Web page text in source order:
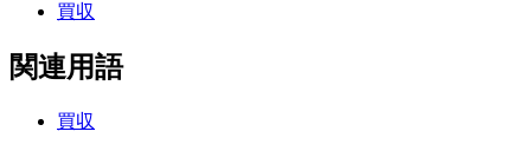
買収
関連用語
買収